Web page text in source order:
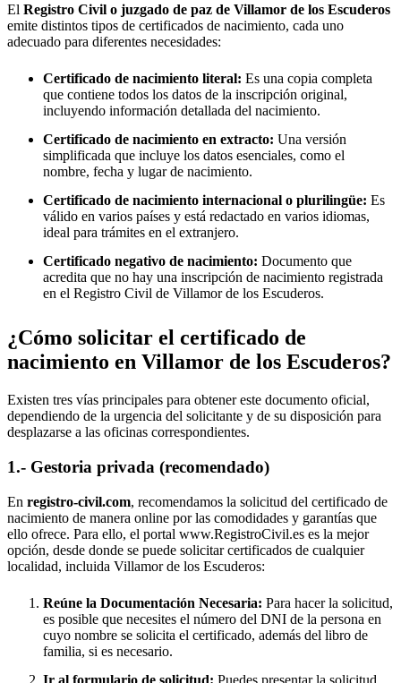
El Registro Civil o juzgado de paz de Villamor de los Escuderos
emite distintos tipos de certificados de nacimiento, cada uno
adecuado para diferentes necesidades:
Certificado de nacimiento literal: Es una copia completa
que contiene todos los datos de la inscripción original,
incluyendo información detallada del nacimiento.
Certificado de nacimiento en extracto: Una versión
simplificada que incluye los datos esenciales, como el
nombre, fecha y lugar de nacimiento.
Certificado de nacimiento internacional o plurilingüe: Es
válido en varios países y está redactado en varios idiomas,
ideal para trámites en el extranjero.
Certificado negativo de nacimiento: Documento que
acredita que no hay una inscripción de nacimiento registrada
en el Registro Civil de Villamor de los Escuderos.
¿Cómo solicitar el certificado de
nacimiento en Villamor de los Escuderos?
Existen tres vías principales para obtener este documento oficial,
dependiendo de la urgencia del solicitante y de su disposición para
desplazarse a las oficinas correspondientes.
1.- Gestoria privada (recomendado)
En registro-civil.com, recomendamos la solicitud del certificado de
nacimiento de manera online por las comodidades y garantías que
ello ofrece. Para ello, el portal www.RegistroCivil.es es la mejor
opción, desde donde se puede solicitar certificados de cualquier
localidad, incluida Villamor de los Escuderos:
Reúne la Documentación Necesaria: Para hacer la solicitud,
es posible que necesites el número del DNI de la persona en
cuyo nombre se solicita el certificado, además del libro de
familia, si es necesario.
Ir al formulario de solicitud: Puedes presentar la solicitud